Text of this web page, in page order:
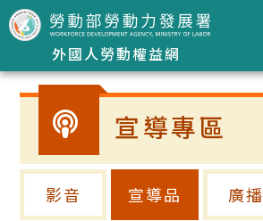
跳到主要內容區塊
外國人勞動權益網
宣導專區
影音 宣導品 廣播